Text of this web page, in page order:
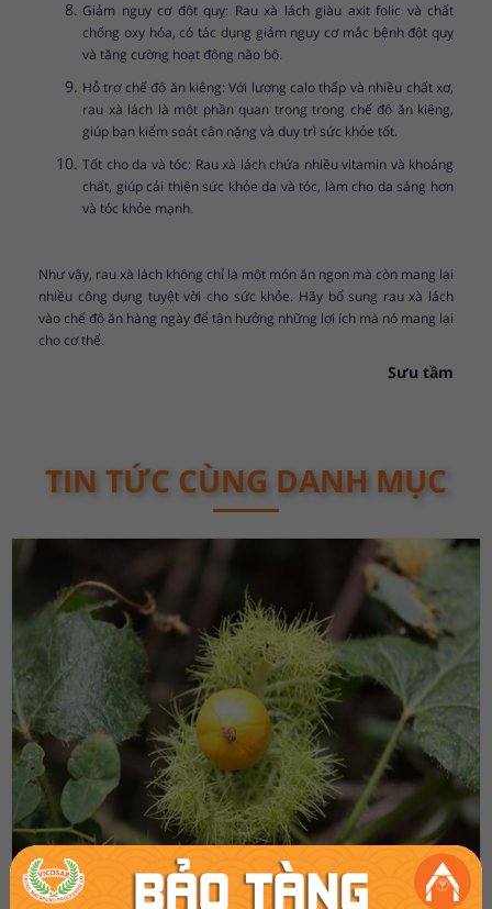
Giảm nguy cơ đột quỵ: Rau xà lách giàu axit folic và chất
chống oxy hóa, có tác dụng giảm nguy cơ mắc bệnh đột quỵ
và tăng cường hoạt động não bộ.
Hỗ trợ chế độ ăn kiêng: Với lượng calo thấp và nhiều chất xơ,
rau xà lách là một phần quan trọng trong chế độ ăn kiêng,
giúp bạn kiểm soát cân nặng và duy trì sức khỏe tốt.
Tốt cho da và tóc: Rau xà lách chứa nhiều vitamin và khoáng
chất, giúp cải thiện sức khỏe da và tóc, làm cho da sáng hơn
và tóc khỏe mạnh.
Như vậy, rau xà lách không chỉ là một món ăn ngon mà còn mang lại
nhiều công dụng tuyệt vời cho sức khỏe. Hãy bổ sung rau xà lách
vào chế độ ăn hàng ngày để tận hưởng những lợi ích mà nó mang lại
cho cơ thể.
Sưu tầm
TIN TỨC CÙNG DANH MỤC